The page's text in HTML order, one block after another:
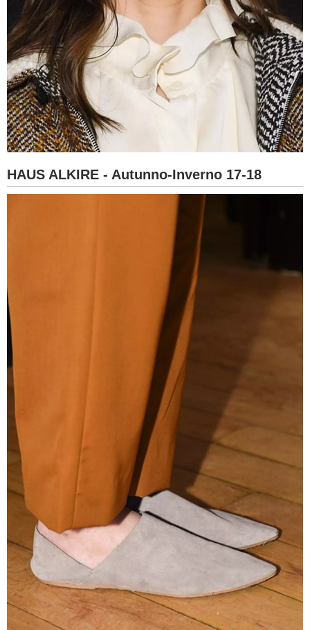
HAUS ALKIRE - Autunno-Inverno 17-18